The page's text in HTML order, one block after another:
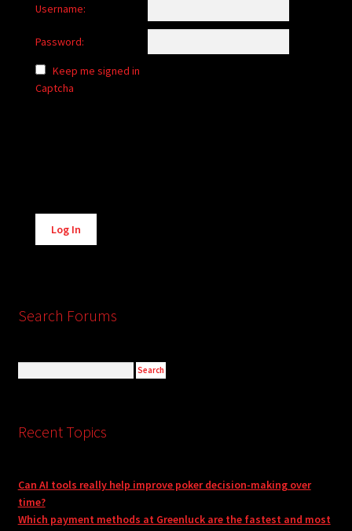
Username:
Password:
Keep me signed in
Captcha
Alternative:
Log In
Search Forums
Recent Topics
Can AI tools really help improve poker decision-making over
time?
Which payment methods at Greenluck are the fastest and most